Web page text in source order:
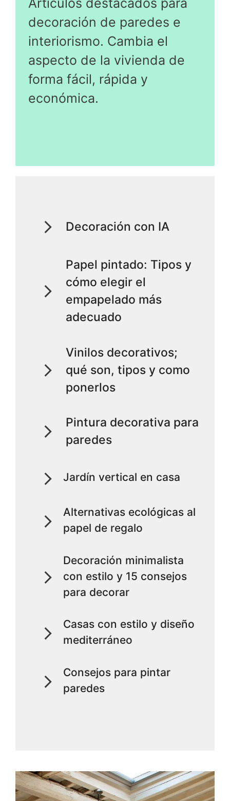
Artículos destacados para
decoración de paredes e
interiorismo. Cambia el
aspecto de la vivienda de
forma fácil, rápida y
económica.
Decoración con IA
Papel pintado: Tipos y
cómo elegir el
empapelado más
adecuado
Vinilos decorativos;
qué son, tipos y como
ponerlos
Pintura decorativa para
paredes
Jardín vertical en casa
Alternativas ecológicas al
papel de regalo
Decoración minimalista
con estilo y 15 consejos
para decorar
Casas con estilo y diseño
mediterráneo
Consejos para pintar
paredes